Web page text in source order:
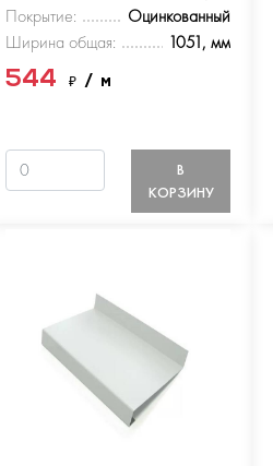
Покрытие:
Оцинкованный
Ширина общая:
1051, мм
544₽/ м
В
КОРЗИНУ